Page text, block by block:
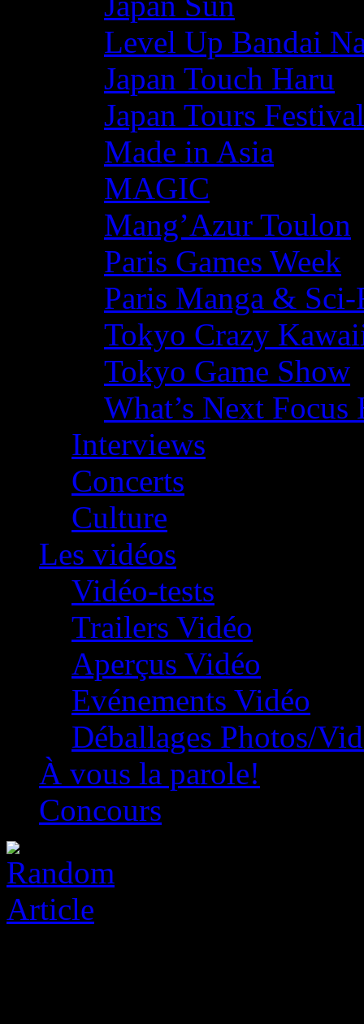
Level Up Bandai
Japan Touch Haru
Japan Tours Festival
Made in Asia
MAGIC
Mang’Azur Toulon
Paris Games Week
Paris Manga &
Tokyo Crazy
Tokyo Game Show
What’s Next
Interviews
Concerts
Culture
Les vidéos
Vidéo-tests
Trailers Vidéo
Aperçus Vidéo
Evénements Vidéo
Déballages Photos/
À vous la parole!
Concours